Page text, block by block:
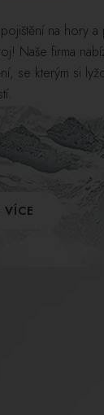
na hory a
Naše firma
se kterým si
VÍCE